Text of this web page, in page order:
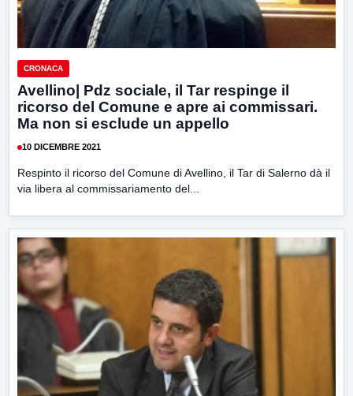
CRONACA
Avellino| Pdz sociale, il Tar respinge il
ricorso del Comune e apre ai commissari.
Ma non si esclude un appello
10 DICEMBRE 2021
Respinto il ricorso del Comune di Avellino, il Tar di Salerno dà il
via libera al commissariamento del...